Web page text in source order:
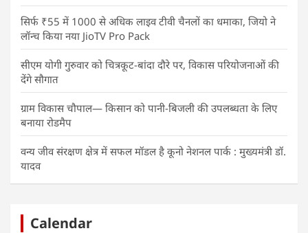
सिर्फ ₹55 में 1000 से अधिक लाइव टीवी चैनलों का धमाका, जियो ने
लॉन्च किया नया JioTV Pro Pack
सीएम योगी गुरुवार को चित्रकूट-बांदा दौरे पर, विकास परियोजनाओं की
देंगे सौगात
ग्राम विकास चौपाल— किसान को पानी-बिजली की उपलब्धता के लिए
बनाया रोडमैप
वन्य जीव संरक्षण क्षेत्र में सफल मॉडल है कूनो नेशनल पार्क : मुख्यमंत्री डॉ.
यादव
Calendar